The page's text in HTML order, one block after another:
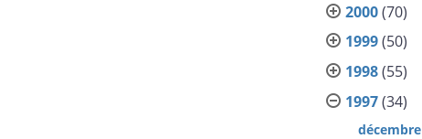
2000(70)
1999(50)
1998(55)
1997(34)
décembre